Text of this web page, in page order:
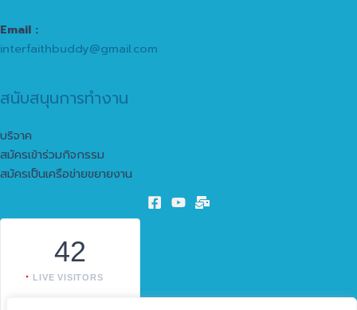
Email :
interfaithbuddy@gmail.com
สนับสนุนการทำงาน
บริจาค
สมัครเข้าร่วมกิจกรรม
สมัครเป็นเครือข่ายขยายงาน
42
LIVE VISITORS